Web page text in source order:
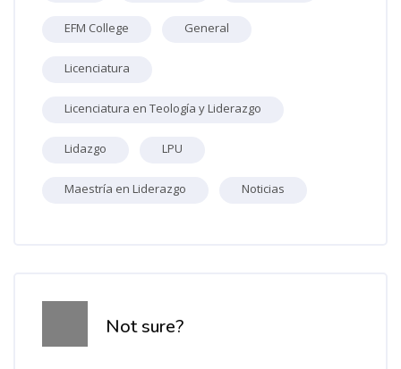
EFM College General
Licenciatura
Licenciatura en Teología y Liderazgo
Lidazgo LPU
Maestría en Liderazgo Noticias
Not sure?